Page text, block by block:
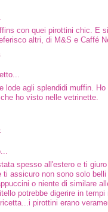
con quei pirottini chic. E
altri, di M&S e Caffé
lode agli splendidi muffin.
ho visto nelle vetrinette.
spesso all'estero e ti
ti assicuro non sono solo
o niente di similare
potrebbe digerire in
pirottini erano